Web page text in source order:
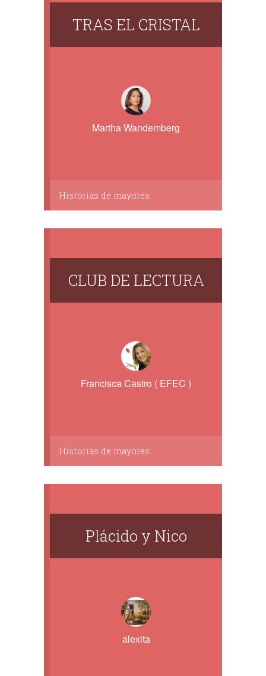
TRAS EL CRISTAL
Martha Wandemberg
Historias de mayores
CLUB DE LECTURA
Francisca Castro ( EFEC )
Historias de mayores
Plácido y Nico
alexita